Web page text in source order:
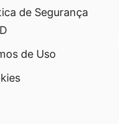
de Segurança
de Uso